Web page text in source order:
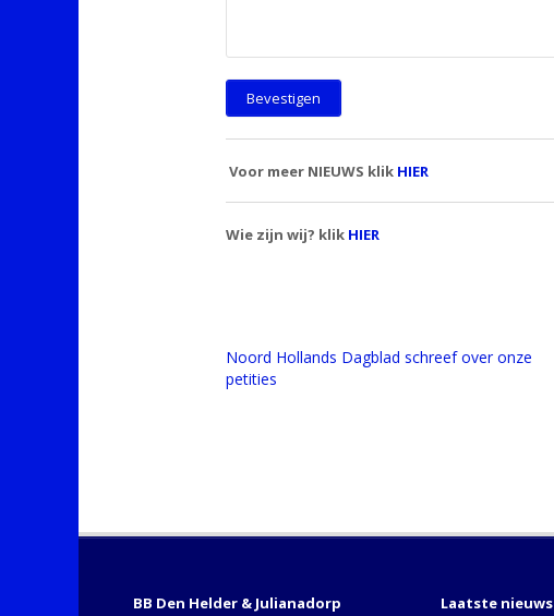
Voor meer NIEUWS klik HIER
Wie zijn wij? klik HIER
Noord Hollands Dagblad schreef over onze
petities
BB Den Helder & Julianadorp Laatste nieuws